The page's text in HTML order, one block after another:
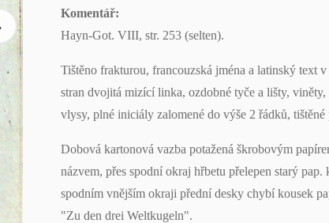
Komentář:
Hayn-Got. VIII, str. 253 (selten).
Tištěno frakturou, francouzská jména a latinský text
stran dvojitá mizící linka, ozdobné tyče a lišty,
vlysy, plné iniciály zalomené do výše 2 řádků,
Dobová kartonová vazba potažená škrobovým
názvem, přes spodní okraj hřbetu přelepen starý
spodním vnějším okraji přední desky chybí kousek
"Zu den drei Weltkugeln".